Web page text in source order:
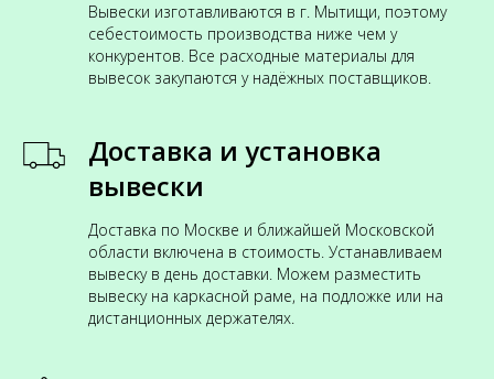
Вывески изготавливаются в г. Мытищи, поэтому
себестоимость производства ниже чем у
конкурентов. Все расходные материалы для
вывесок закупаются у надёжных поставщиков.
Доставка и установка
вывески
Доставка по Москве и ближайшей Московской
области включена в стоимость. Устанавливаем
вывеску в день доставки. Можем разместить
вывеску на каркасной раме, на подложке или на
дистанционных держателях.